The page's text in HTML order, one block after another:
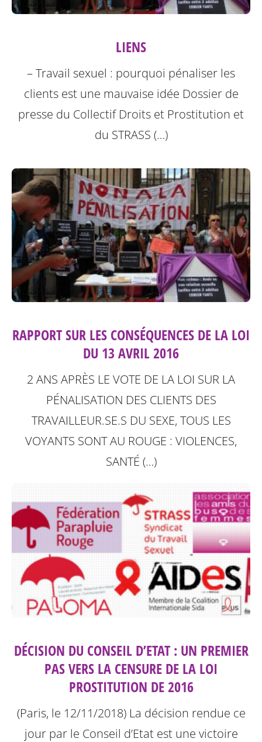
LIENS
– Travail sexuel : pourquoi pénaliser les
clients est une mauvaise idée Dossier de
presse du Collectif Droits et Prostitution et
du STRASS (…)
RAPPORT SUR LES CONSÉQUENCES DE LA LOI
DU 13 AVRIL 2016
2 ANS APRÈS LE VOTE DE LA LOI SUR LA
PÉNALISATION DES CLIENTS DES
TRAVAILLEUR.SE.S DU SEXE, TOUS LES
VOYANTS SONT AU ROUGE : VIOLENCES,
SANTÉ (…)
DÉCISION DU CONSEIL D’ETAT : UN PREMIER
PAS VERS LA CENSURE DE LA LOI
PROSTITUTION DE 2016
(Paris, le 12/11/2018) La décision rendue ce
jour par le Conseil d’Etat est une victoire